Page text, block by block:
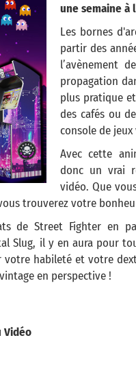
une semaine à
Les bornes
partir des
l’avènement
propagation
plus pratique
des cafés ou
console de jeux
Avec cette
donc un vrai
vidéo. Que
trouverez votre
de Street Fighter en
Slug, il y en aura pour
votre habileté et votre
en perspective !
Vidéo